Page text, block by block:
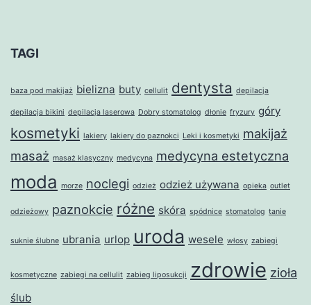
TAGI
baza pod makijaż bielizna buty cellulit dentysta depilacja
depilacja bikini depilacja laserowa Dobry stomatolog dłonie fryzury góry
kosmetyki lakiery lakiery do paznokci Leki i kosmetyki makijaż
masaż masaż klasyczny medycyna medycyna estetyczna
moda morze noclegi odzież odzież używana opieka outlet
odzieżowy paznokcie różne skóra spódnice stomatolog tanie
suknie ślubne ubrania urlop uroda wesele włosy zabiegi
kosmetyczne zabiegi na cellulit zabieg liposukcji zdrowie zioła
ślub